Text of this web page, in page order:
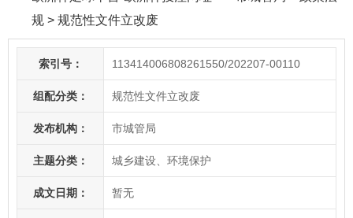
规 > 规范性文件立改废
索引号： 113414006808261550/202207-00110
组配分类： 规范性文件立改废
发布机构： 市城管局
主题分类： 城乡建设、环境保护
成文日期： 暂无